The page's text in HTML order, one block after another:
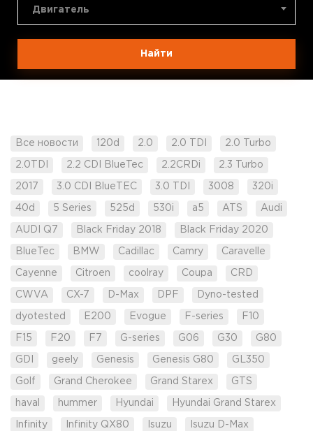
Двигатель
Найти
Все новости 120d 2.0 2.0 TDI 2.0 Turbo
2.0TDI 2.2 CDI BlueTec 2.2CRDi 2.3 Turbo
2017 3.0 CDI BlueTEC 3.0 TDI 3008 320i
40d 5 Series 525d 530i a5 ATS Audi
AUDI Q7 Black Friday 2018 Black Friday 2020
BlueTec BMW Cadillac Camry Caravelle
Cayenne Citroen coolray Coupa CRD
CWVA CX-7 D-Max DPF Dyno-tested
dyotested E200 Evogue F-series F10
F15 F20 F7 G-series G06 G30 G80
GDI geely Genesis Genesis G80 GL350
Golf Grand Cherokee Grand Starex GTS
haval hummer Hyundai Hyundai Grand Starex
Infinity Infinity QX80 Isuzu Isuzu D-Max